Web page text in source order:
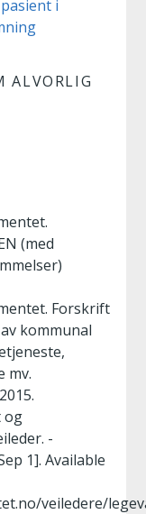
i
ALVORLIG
(med
Forskrift
kommunal
mv.
og
-
1]. Available
veiledere/